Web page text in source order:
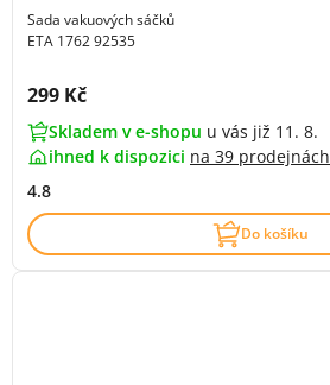
Sada vakuových sáčků
ETA 1762 92535
Cena s DPH:
299 Kč
Skladem v e-shopu u vás již 11. 8.
ihned k dispozici na 39 prodejnách
4.8
Do košíku